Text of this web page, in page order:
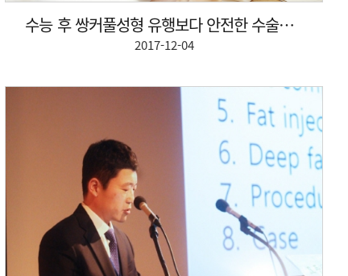
수능 후 쌍커풀성형 유행보다 안전한 수술법 고려해야
2017-12-04